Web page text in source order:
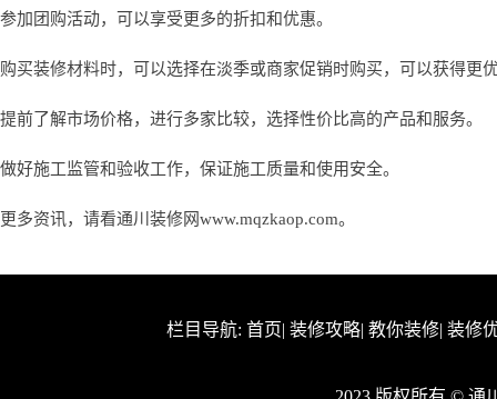
参加团购活动，可以享受更多的折扣和优惠。
购买装修材料时，可以选择在淡季或商家促销时购买，可以获得更
提前了解市场价格，进行多家比较，选择性价比高的产品和服务。
做好施工监管和验收工作，保证施工质量和使用安全。
更多资讯，请看通川装修网www.mqzkaop.com。
栏目导航: 首页| 装修攻略| 教你装修| 装修